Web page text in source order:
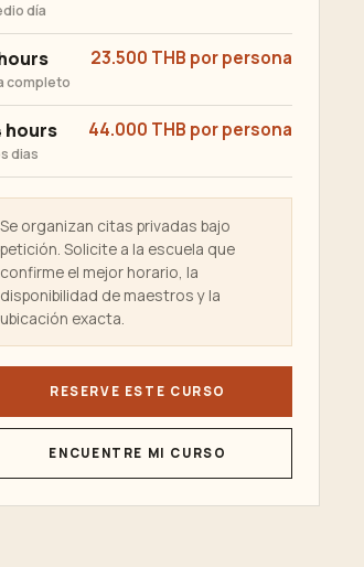
día
completo
23.500 THB por persona
hours
dias
44.000 THB por persona
Se organizan citas privadas bajo
petición. Solicite a la escuela que
confirme el mejor horario, la
disponibilidad de maestros y la
ubicación exacta.
RESERVE ESTE CURSO
ENCUENTRE MI CURSO